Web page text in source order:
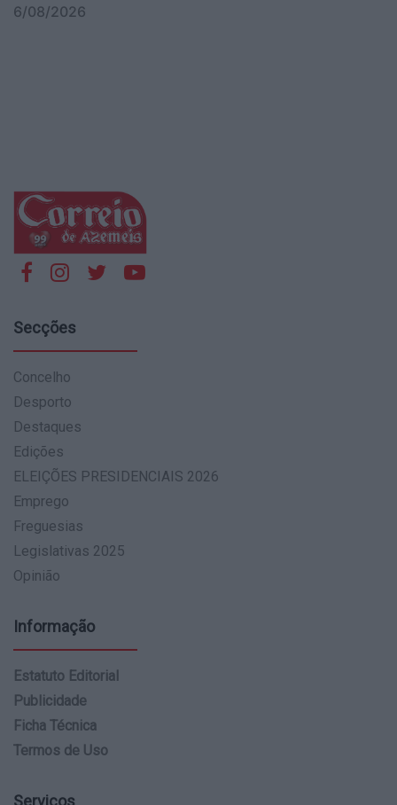
6/08/2026
Secções
Concelho
Desporto
Destaques
Edições
ELEIÇÕES PRESIDENCIAIS 2026
Emprego
Freguesias
Legislativas 2025
Opinião
Informação
Estatuto Editorial
Publicidade
Ficha Técnica
Termos de Uso
Serviços